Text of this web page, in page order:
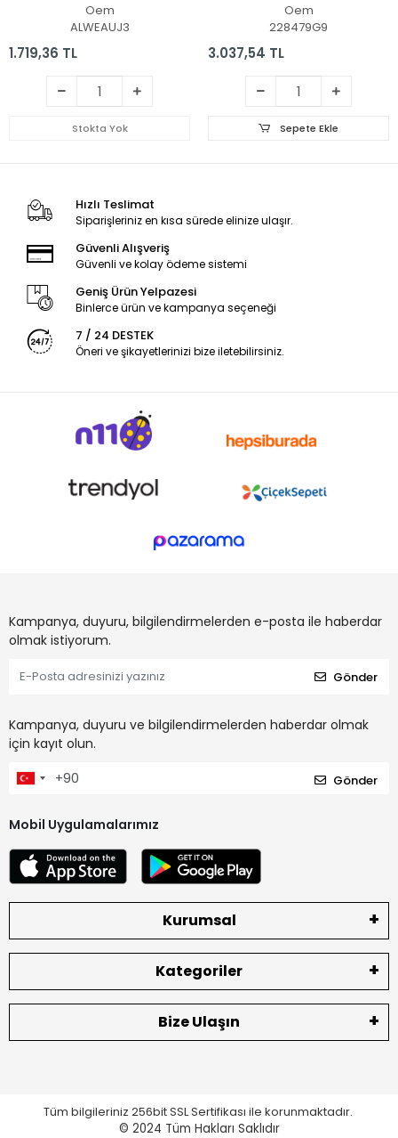
Oem
ALWEAUJ3
1.719,36 TL
Stokta Yok
Oem
228479G9
3.037,54 TL
Sepete Ekle
Hızlı Teslimat
Siparişleriniz en kısa sürede elinize ulaşır.
Güvenli Alışveriş
Güvenli ve kolay ödeme sistemi
Geniş Ürün Yelpazesi
Binlerce ürün ve kampanya seçeneği
7 / 24 DESTEK
Öneri ve şikayetlerinizi bize iletebilirsiniz.
Kampanya, duyuru, bilgilendirmelerden e-posta ile haberdar
olmak istiyorum.
Gönder
Kampanya, duyuru ve bilgilendirmelerden haberdar olmak
için kayıt olun.
Gönder
Mobil Uygulamalarımız
Kurumsal
Kategoriler
Bize Ulaşın
Tüm bilgileriniz 256bit SSL Sertifikası ile korunmaktadır.
© 2024 Tüm Hakları Saklıdır